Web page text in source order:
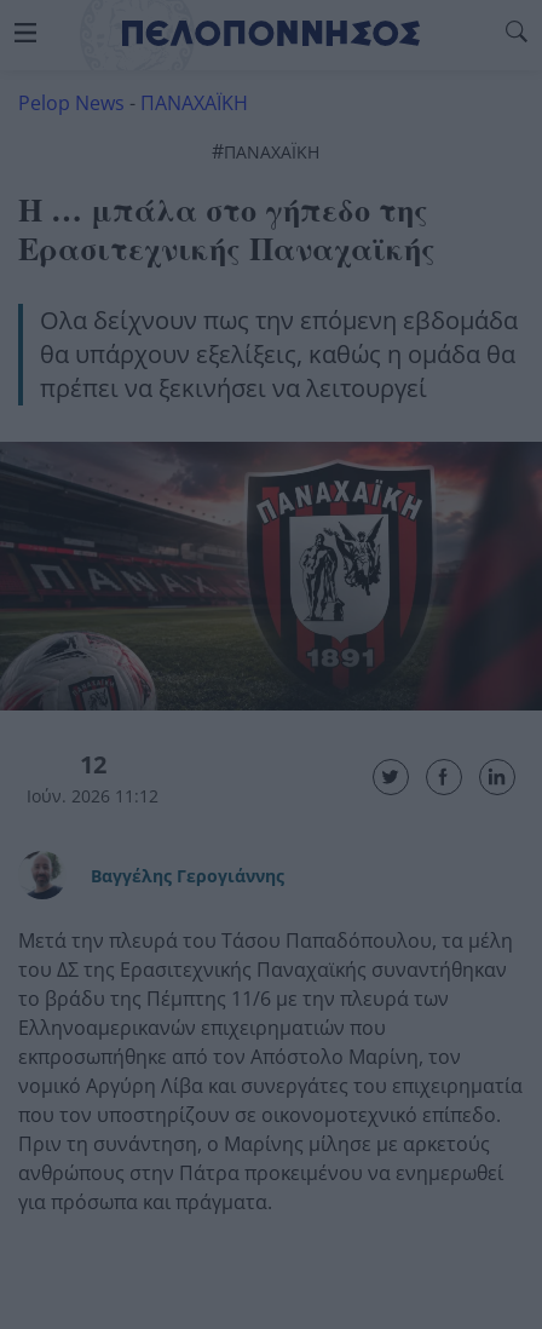
Pelop News - ΠΑΝΑΧΑΪΚΗ
#ΠΑΝΑΧΑΪΚΉ
Η … μπάλα στο γήπεδο της
Ερασιτεχνικής Παναχαϊκής
Ολα δείχνουν πως την επόμενη εβδομάδα
θα υπάρχουν εξελίξεις, καθώς η ομάδα θα
πρέπει να ξεκινήσει να λειτουργεί
12
Ιούν. 2026 11:12
Βαγγέλης Γερογιάννης
Mετά την πλευρά του Τάσου Παπαδόπουλου, τα μέλη
του ΔΣ της Ερασιτεχνικής Παναχαϊκής συναντήθηκαν
το βράδυ της Πέμπτης 11/6 με την πλευρά των
Ελληνοαμερικανών επιχειρηματιών που
εκπροσωπήθηκε από τον Απόστολο Μαρίνη, τον
νομικό Αργύρη Λίβα και συνεργάτες του επιχειρηματία
που τον υποστηρίζουν σε οικονομοτεχνικό επίπεδο.
Πριν τη συνάντηση, ο Μαρίνης μίλησε με αρκετούς
ανθρώπους στην Πάτρα προκειμένου να ενημερωθεί
για πρόσωπα και πράγματα.